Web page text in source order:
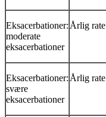
Eksacerbationer:
moderate
eksacerbationer
Årlig
Eksacerbationer:
svære
eksacerbationer
Årlig